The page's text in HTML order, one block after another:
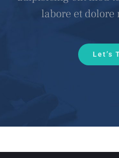
labore et dolore
Let’s